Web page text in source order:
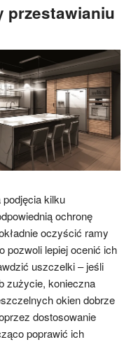
przestawianiu
kilku
ochronę
oczyścić ramy
pozwoli lepiej ocenić ich
uszczelki – jeśli
zużycie, konieczna
okien dobrze
dostosowanie
poprawić ich